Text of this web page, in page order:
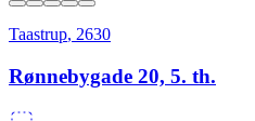
Taastrup, 2630
Rønnebygade 20, 5. th.